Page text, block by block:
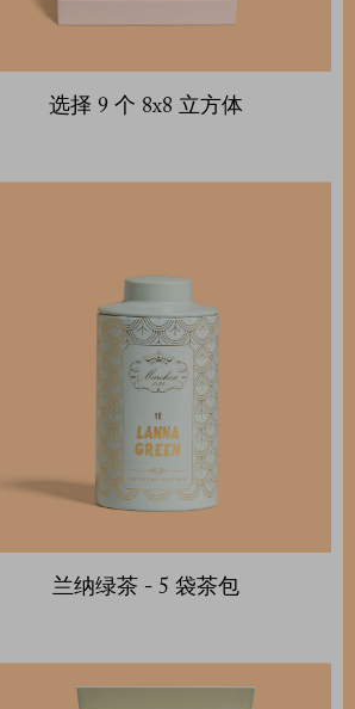
选择 9 个 8x8 立方体
兰纳绿茶 - 5 袋茶包